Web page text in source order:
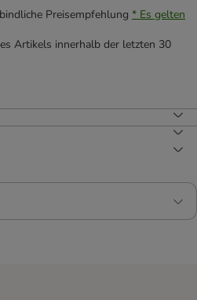
Preisempfehlung * Es gelten
Artikels innerhalb der letzten 30